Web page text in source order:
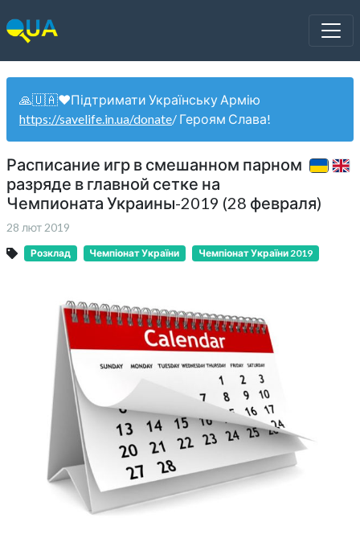
🙏🇺🇦❤️Підтримати Українську Армію
https://savelife.in.ua/donate/ Героям Слава!
Расписание игр в смешанном парном
разряде в главной сетке на
Чемпионата Украины-2019 (28 февраля)
28 лют 2019
Розклад Чемпіонат України Чемпіонат України 2019